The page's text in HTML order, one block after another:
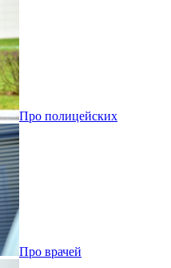
Про полицейских
Про врачей